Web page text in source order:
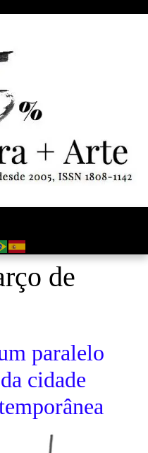
de
paralelo
cidade